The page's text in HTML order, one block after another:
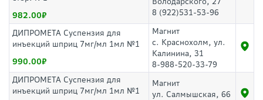
982.00
8 (922)531-53-96
ДИПРОМЕТА Суспензия для
инъекций шприц 7мг/мл 1мл №1
990.00
Магнит
с. Краснохолм, ул.
Калинина, 31
8-988-520-33-79
ДИПРОМЕТА Суспензия для
инъекций шприц 7мг/мл 1мл №1
Магнит
ул. Салмышская, 66